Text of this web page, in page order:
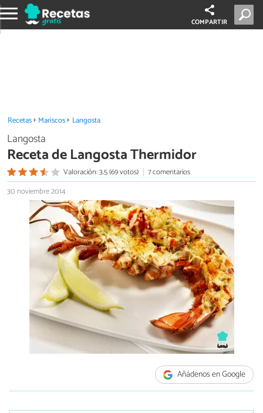
COMPARTIR
Recetas Mariscos Langosta
Langosta
Receta de Langosta Thermidor
Valoración: 3.5 (69 votos)
7 comentarios
30 noviembre 2014
Añádenos en Google